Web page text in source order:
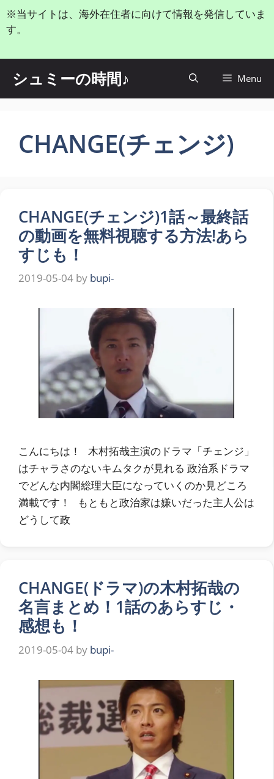
コ
ン
テ
ス
※当サイトは、海外在住者に向けて情報を発信していま
す。
シュミーの時間♪ Menu
CHANGE(チェンジ)
CHANGE(チェンジ)1話～最終話
の動画を無料視聴する方法!あら
すじも！
2019-05-04 by bupi-
こんにちは！ 木村拓哉主演のドラマ「チェンジ」
はチャラさのないキムタクが見れる 政治系ドラマ
でどんな内閣総理大臣になっていくのか見どころ
満載です！ もともと政治家は嫌いだった主人公は
どうして政
CHANGE(ドラマ)の木村拓哉の
名言まとめ！1話のあらすじ・
感想も！
2019-05-04 by bupi-